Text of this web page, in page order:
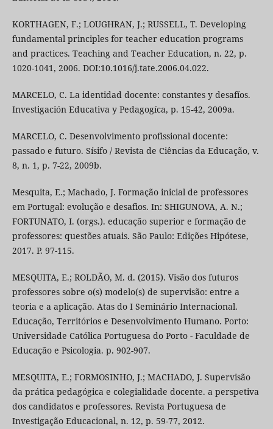
KORTHAGEN, F.; LOUGHRAN, J.; RUSSELL, T. Developing
fundamental principles for teacher education programs
and practices. Teaching and Teacher Education, n. 22, p.
1020-1041, 2006. DOI:10.1016/j.tate.2006.04.022.
MARCELO, C. La identidad docente: constantes y desafíos.
Investigación Educativa y Pedagogíca, p. 15-42, 2009a.
MARCELO, C. Desenvolvimento profissional docente:
passado e futuro. Sísifo / Revista de Ciências da Educação, v.
8, n. 1, p. 7-22, 2009b.
Mesquita, E.; Machado, J. Formação inicial de professores
em Portugal: evolução e desafios. In: SHIGUNOVA, A. N.;
FORTUNATO, I. (orgs.). educação superior e formação de
professores: questões atuais. São Paulo: Edições Hipótese,
2017. P. 97-115.
MESQUITA, E.; ROLDÃO, M. d. (2015). Visão dos futuros
professores sobre o(s) modelo(s) de supervisão: entre a
teoria e a aplicação. Atas do I Seminário Internacional.
Educação, Territórios e Desenvolvimento Humano. Porto:
Universidade Católica Portuguesa do Porto - Faculdade de
Educação e Psicologia. p. 902-907.
MESQUITA, E.; FORMOSINHO, J.; MACHADO, J. Supervisão
da prática pedagógica e colegialidade docente. a perspetiva
dos candidatos e professores. Revista Portuguesa de
Investigação Educacional, n. 12, p. 59-77, 2012.